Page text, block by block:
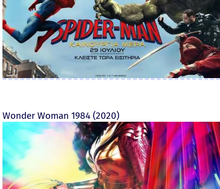
Wonder Woman 1984 (2020)